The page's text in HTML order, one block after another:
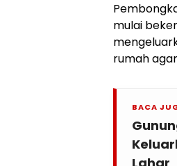
mulai
rumah
BACA